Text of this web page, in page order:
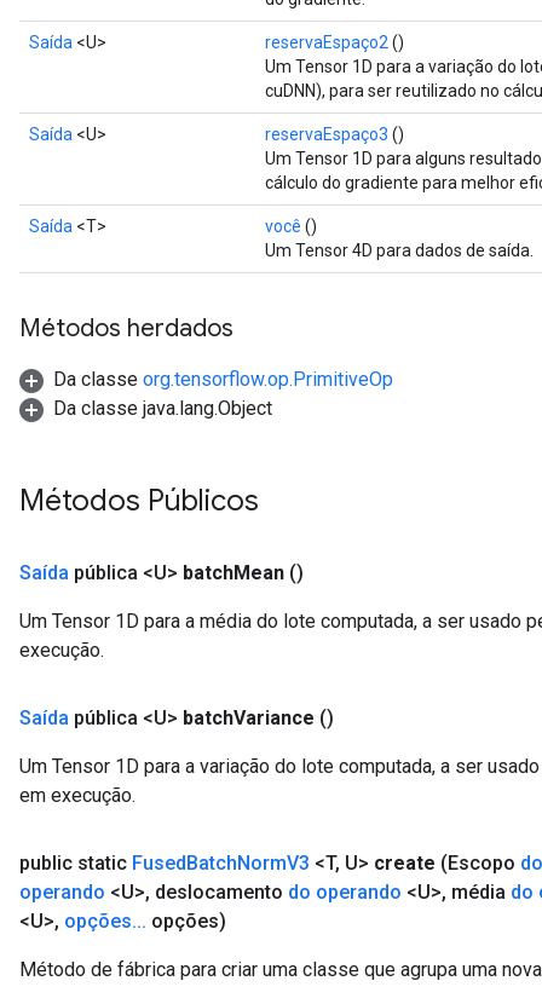
Saída <U> reservaEspaço2 ()
Um Tensor 1D para a variação do
cuDNN), para ser reutilizado no
Saída <U> reservaEspaço3 ()
Um Tensor 1D para alguns
cálculo do gradiente para melhor
Saída <T> você ()
Um Tensor 4D para dados de saída.
Métodos herdados
Da classe org.tensorflow.op.PrimitiveOp
Da classe java.lang.Object
Métodos Públicos
Saída pública <U> batchMean ()
Um Tensor 1D para a média do lote computada, a ser usado
execução.
Saída pública <U> batchVariance ()
Um Tensor 1D para a variação do lote computada, a ser
em execução.
public static FusedBatchNormV3 <T, U> create (Escopo
operando <U>, deslocamento do operando <U>, média do
<U>, opções... opções)
Método de fábrica para criar uma classe que agrupa uma